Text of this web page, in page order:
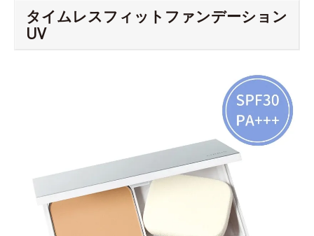
タイムレスフィットファンデーション
UV